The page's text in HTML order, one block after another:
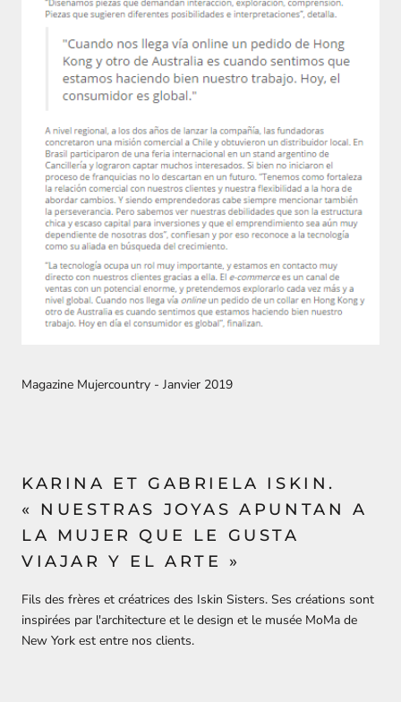
Magazine Mujercountry - Janvier 2019
KARINA ET GABRIELA ISKIN.
« NUESTRAS JOYAS APUNTAN A
LA MUJER QUE LE GUSTA
VIAJAR Y EL ARTE »
Fils des frères et créatrices des Iskin Sisters. Ses créations sont
inspirées par l'architecture et le design et le musée MoMa de
New York est entre nos clients.